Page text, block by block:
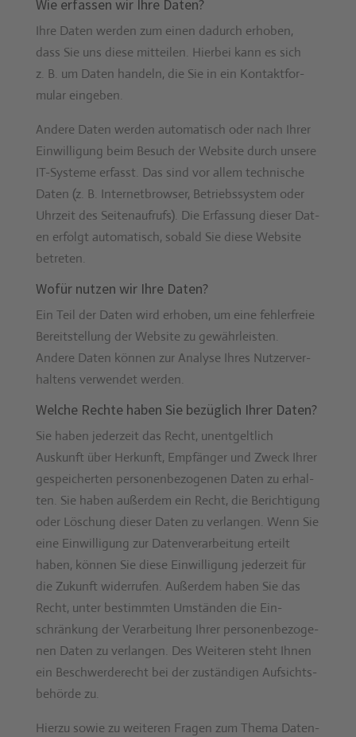
Wie erfassen wir Ihre Daten?
Ihre Dat­en wer­den zum einen dadurch erhoben,
dass Sie uns diese mit­teilen. Hier­bei kann es sich
z. B. um Dat­en han­deln, die Sie in ein Kon­tak­t­for­
mu­lar eingeben.
Andere Dat­en wer­den automa­tisch oder nach Ihrer
Ein­willi­gung beim Besuch der Web­site durch unsere
IT-Sys­teme erfasst. Das sind vor allem tech­nis­che
Dat­en (z. B. Inter­net­brows­er, Betrieb­ssys­tem oder
Uhrzeit des Seit­e­naufrufs). Die Erfas­sung dieser Dat­
en erfol­gt automa­tisch, sobald Sie diese Web­site
betreten.
Wofür nutzen wir Ihre Daten?
Ein Teil der Dat­en wird erhoben, um eine fehler­freie
Bere­it­stel­lung der Web­site zu gewährleis­ten.
Andere Dat­en kön­nen zur Analyse Ihres Nutzerver­
hal­tens ver­wen­det wer­den.
Welche Rechte haben Sie bezüglich Ihrer Daten?
Sie haben jed­erzeit das Recht, unent­geltlich
Auskun­ft über Herkun­ft, Empfänger und Zweck Ihrer
gespe­icherten per­so­n­en­be­zo­ge­nen Dat­en zu erhal­
ten. Sie haben außer­dem ein Recht, die Berich­ti­gung
oder Löschung dieser Dat­en zu ver­lan­gen. Wenn Sie
eine Ein­willi­gung zur Daten­ver­ar­beitung erteilt
haben, kön­nen Sie diese Ein­willi­gung jed­erzeit für
die Zukun­ft wider­rufen. Außer­dem haben Sie das
Recht, unter bes­timmten Umstän­den die Ein­
schränkung der Ver­ar­beitung Ihrer per­so­n­en­be­zo­ge­
nen Dat­en zu ver­lan­gen. Des Weit­eren ste­ht Ihnen
ein Beschw­erderecht bei der zuständi­gen Auf­sichts­
be­hörde zu.
Hierzu sowie zu weit­eren Fra­gen zum The­ma Daten­